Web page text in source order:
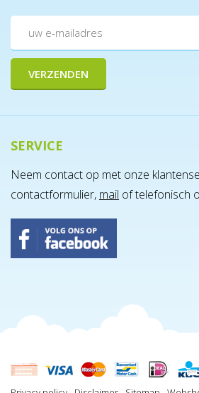
SERVICE
Neem contact op met onze
contactformulier, mail of telefonisch